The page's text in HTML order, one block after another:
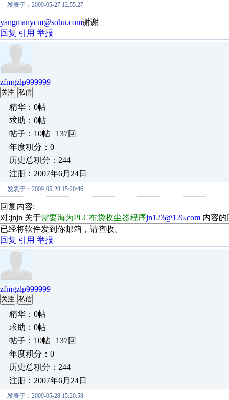
发表于：2009-05-27 12:55:27
yangmanycm@sohu.com谢谢
回复 引用 举报
zfmgzlp999999
关注 私信
精华：0帖
求助：0帖
帖子：10帖 | 137回
年度积分：0
历史总积分：244
注册：2007年6月24日
发表于：2009-05-28 15:20:46
回复内容:
对:jnjn 关于需要海为PLC布袋收尘器程序jn123@126.com 内容
已经将软件发到你邮箱，请查收。
回复 引用 举报
zfmgzlp999999
关注 私信
精华：0帖
求助：0帖
帖子：10帖 | 137回
年度积分：0
历史总积分：244
注册：2007年6月24日
发表于：2009-05-28 15:20:58